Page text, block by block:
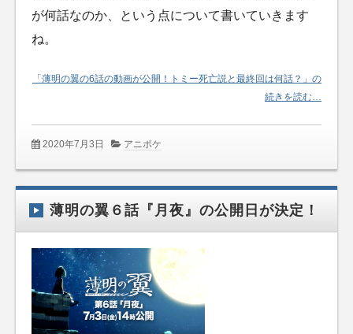
が何話なのか、という点について書いていきます
ね。
「薄明の翼の6話の動画が公開！トミー死亡説と最終回は何話？」の
続きを読む…
2020年7月3日 アニポケ
薄明の翼６話『月夜』の公開日が決定！